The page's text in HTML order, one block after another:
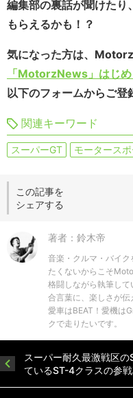
編集部の裏話が聞けたり
もらえるかも！？
気になった方は、
「MotorzNews」はじめ
以下のフォームからご登
関連キーワード
スーパーGT モータース
この記事を
シェアする
著者：鈴木帝
音楽・クルマ・バイ
たくないからこそ
格闘しながら執筆し
合言葉に、楽しさが伝
愛車はBEAT！愛機は
クで走りたいです。
スーパー耐久最激戦区
ているST-4クラスの参